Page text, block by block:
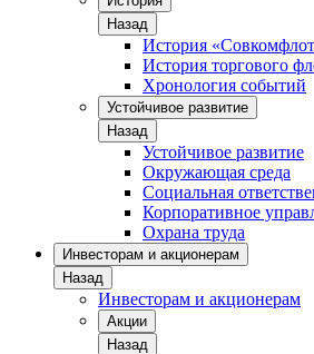
Назад
История
История торгового
Хронология событий
Устойчивое развитие
Назад
Устойчивое развитие
Окружающая среда
Социальная
Корпоративное
Охрана труда
Инвесторам и акционерам
Назад
Инвесторам и акционерам
Акции
Назад